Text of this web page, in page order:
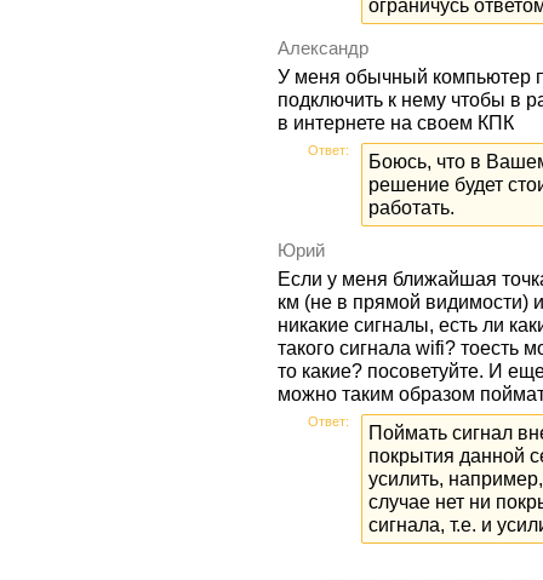
ограничусь
Александр
У меня обычный компьютер
подключить к нему чтобы в
в интернете на своем КПК
Ответ:
Боюсь, что в
решение будет
работать.
Юрий
Если у меня ближайшая
км (не в прямой видимости)
никакие сигналы, есть ли
такого сигнала wifi? тоесть
то какие? посоветуйте. И
можно таким образом
Ответ:
Поймать сигнал
покрытия данной
усилить,
случае нет ни
сигнала, т.е. и